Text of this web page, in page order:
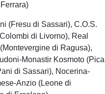
(Fresu di Sassari), C.O.S.
di Livorno), Real
di Ragusa),
Monastir Kosmoto (Pica
di Sassari), Nocerina-
Anzio (Leone di